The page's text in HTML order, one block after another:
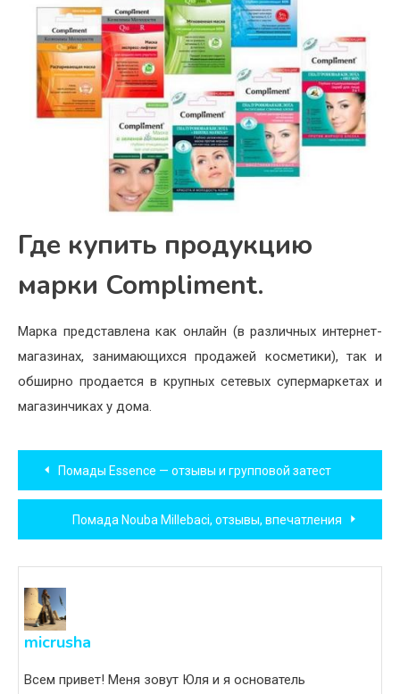
Где купить продукцию
марки Compliment.
Марка представлена как онлайн (в различных интернет-
магазинах, занимающихся продажей косметики), так и
обширно продается в крупных сетевых супермаркетах и
магазинчиках у дома.
Навигация
по
записям
Помады Essence — отзывы и групповой затест
Помада Nouba Millebaci, отзывы, впечатления
micrusha
Всем привет! Меня зовут Юля и я основатель